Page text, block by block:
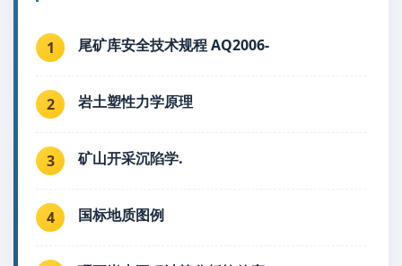
1 尾矿库安全技术规程 AQ2006-
2 岩土塑性力学原理
3 矿山开采沉陷学.
4 国标地质图例